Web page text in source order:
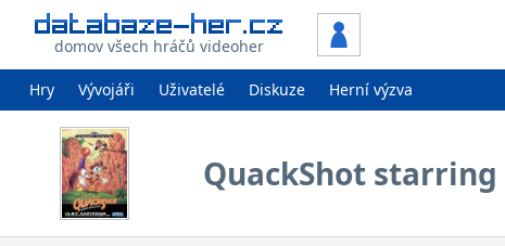
domov všech hráčů videoher
Hry Vývojáři Uživatelé Diskuze Herní výzva
QuackShot